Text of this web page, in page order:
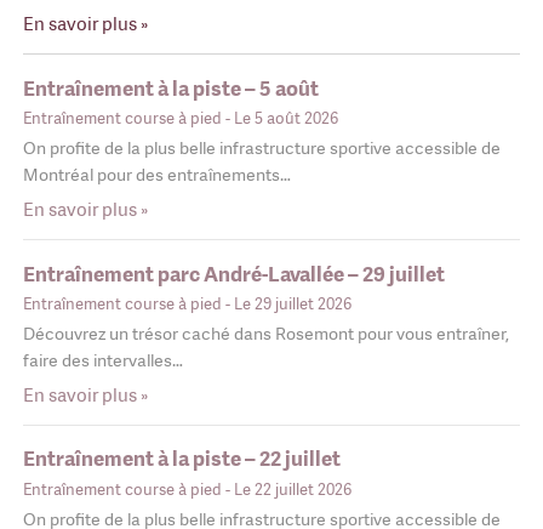
En savoir plus »
Entraînement à la piste – 5 août
Entraînement course à pied - Le 5 août 2026
On profite de la plus belle infrastructure sportive accessible de
Montréal pour des entraînements…
En savoir plus »
Entraînement parc André-Lavallée – 29 juillet
Entraînement course à pied - Le 29 juillet 2026
Découvrez un trésor caché dans Rosemont pour vous entraîner,
faire des intervalles…
En savoir plus »
Entraînement à la piste – 22 juillet
Entraînement course à pied - Le 22 juillet 2026
On profite de la plus belle infrastructure sportive accessible de